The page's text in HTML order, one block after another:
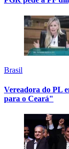
Brasil
Vereadora do PL
para o Ceará"